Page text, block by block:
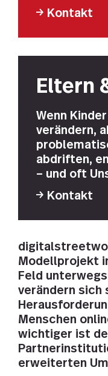
Kontakt
Eltern
Wenn
verändern,
abdriften,
– und oft
Kontakt
Modellprojekt
Feld
verändern sich
Menschen
wichtiger ist
erweiterten